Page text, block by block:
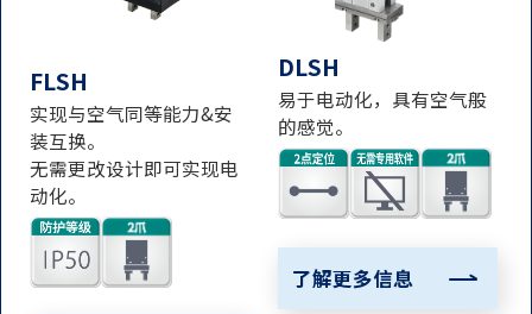
FLSH
实现与空气同等能力&安
装互换。
无需更改设计即可实现电
动化。
DLSH
易于电动化，具有空气般
的感觉。
了解更多信息